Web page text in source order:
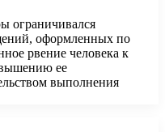
ограничивался
оформленных по
рвение человека к
ее
выполнения